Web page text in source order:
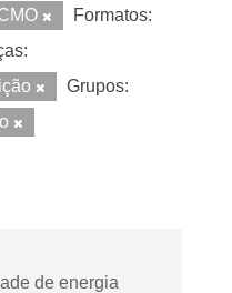
Formatos:
Grupos:
de energia